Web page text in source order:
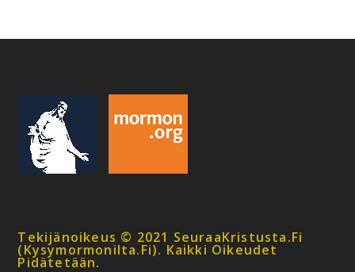
Tekijänoikeus © 2021 SeuraaKristusta.fi
(kysymormonilta.fi). Kaikki Oikeudet
Pidätetään.